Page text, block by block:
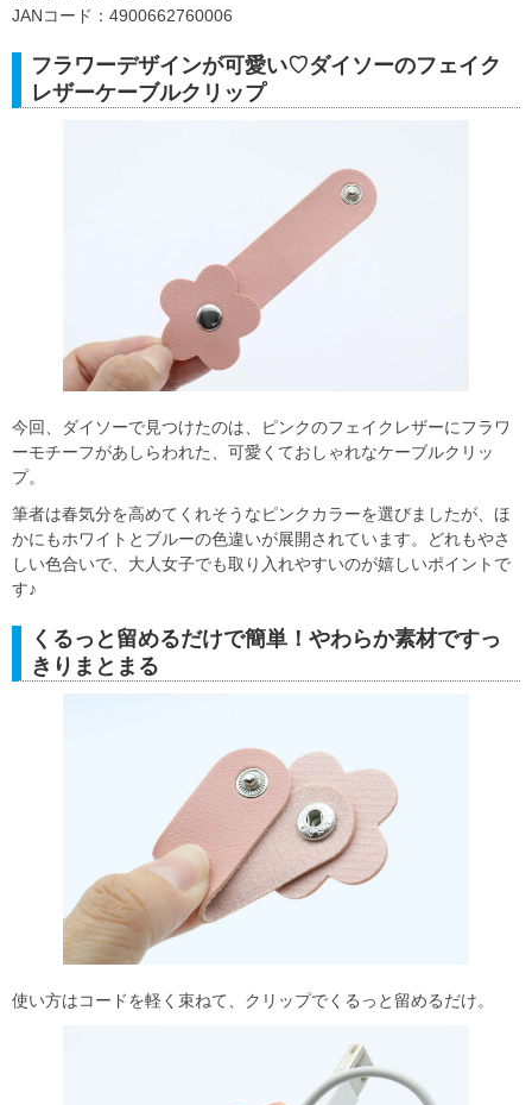
JANコード：4900662760006
フラワーデザインが可愛い♡ダイソーのフェイク
レザーケーブルクリップ
今回、ダイソーで見つけたのは、ピンクのフェイクレザーにフラワ
ーモチーフがあしらわれた、可愛くておしゃれなケーブルクリッ
プ。
筆者は春気分を高めてくれそうなピンクカラーを選びましたが、ほ
かにもホワイトとブルーの色違いが展開されています。どれもやさ
しい色合いで、大人女子でも取り入れやすいのが嬉しいポイントで
す♪
くるっと留めるだけで簡単！やわらか素材ですっ
きりまとまる
使い方はコードを軽く束ねて、クリップでくるっと留めるだけ。